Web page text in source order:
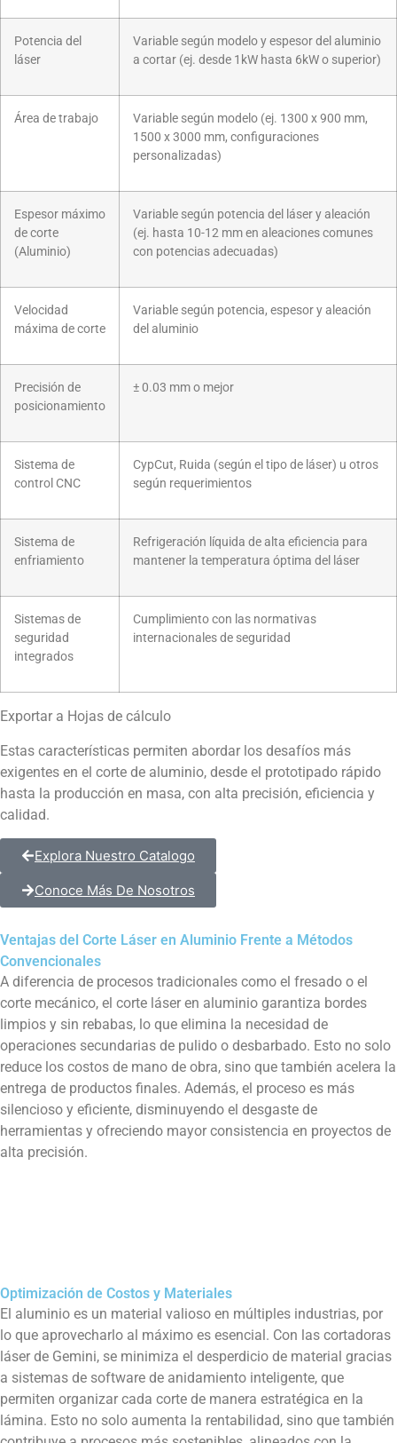
Potencia del
láser
Variable según modelo y espesor del aluminio
a cortar (ej. desde 1kW hasta 6kW o superior)
Área de trabajo
Variable según modelo (ej. 1300 x 900 mm,
1500 x 3000 mm, configuraciones
personalizadas)
Espesor máximo
de corte
(Aluminio)
Variable según potencia del láser y aleación
(ej. hasta 10-12 mm en aleaciones comunes
con potencias adecuadas)
Velocidad
máxima de corte
Variable según potencia, espesor y aleación
del aluminio
Precisión de
posicionamiento
± 0.03 mm o mejor
Sistema de
control CNC
CypCut, Ruida (según el tipo de láser) u otros
según requerimientos
Sistema de
enfriamiento
Refrigeración líquida de alta eficiencia para
mantener la temperatura óptima del láser
Sistemas de
seguridad
integrados
Cumplimiento con las normativas
internacionales de seguridad
Exportar a Hojas de cálculo
Estas características permiten abordar los desafíos más
exigentes en el corte de aluminio, desde el prototipado rápido
hasta la producción en masa, con alta precisión, eficiencia y
calidad.
Explora Nuestro Catalogo
Conoce Más De Nosotros
Ventajas del Corte Láser en Aluminio Frente a Métodos
Convencionales
A diferencia de procesos tradicionales como el fresado o el
corte mecánico, el corte láser en aluminio garantiza bordes
limpios y sin rebabas, lo que elimina la necesidad de
operaciones secundarias de pulido o desbarbado. Esto no solo
reduce los costos de mano de obra, sino que también acelera la
entrega de productos finales. Además, el proceso es más
silencioso y eficiente, disminuyendo el desgaste de
herramientas y ofreciendo mayor consistencia en proyectos de
alta precisión.
Optimización de Costos y Materiales
El aluminio es un material valioso en múltiples industrias, por
lo que aprovecharlo al máximo es esencial. Con las cortadoras
láser de Gemini, se minimiza el desperdicio de material gracias
a sistemas de software de anidamiento inteligente, que
permiten organizar cada corte de manera estratégica en la
lámina. Esto no solo aumenta la rentabilidad, sino que también